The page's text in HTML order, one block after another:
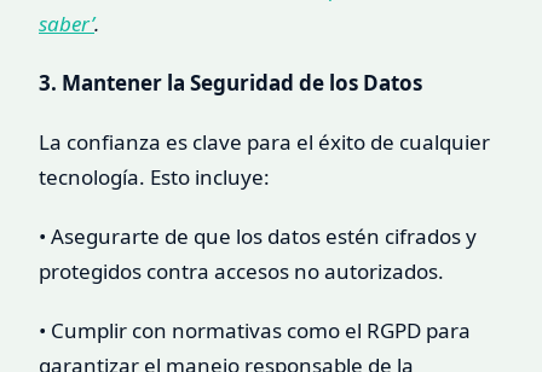
saber’.
3. Mantener la Seguridad de los Datos
La confianza es clave para el éxito de cualquier
tecnología. Esto incluye:
• Asegurarte de que los datos estén cifrados y
protegidos contra accesos no autorizados.
• Cumplir con normativas como el RGPD para
garantizar el manejo responsable de la